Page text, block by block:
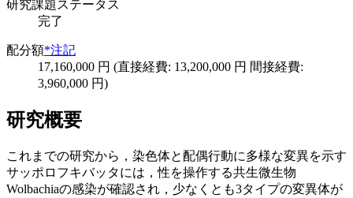
研究課題ステータス
完了
配分額*注記
17,160,000 円 (直接経費: 13,200,000 円 間接経費:
3,960,000 円)
研究概要
これまでの研究から，染色体と配偶行動に多様な変異を示す
サッポロフキバッタには，性を操作する共生微生物
Wolbachiaの感染が確認され，少なくとも3タイプの変異体が